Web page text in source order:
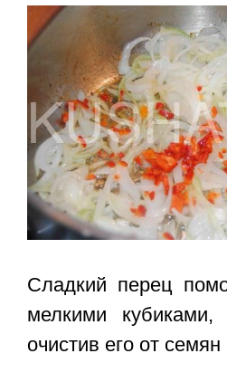
Сладкий перец
мелкими кубиками,
очистив его от